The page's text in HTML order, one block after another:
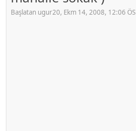
Başlatan ugur20, Ekm 14, 2008, 12:06 ÖS